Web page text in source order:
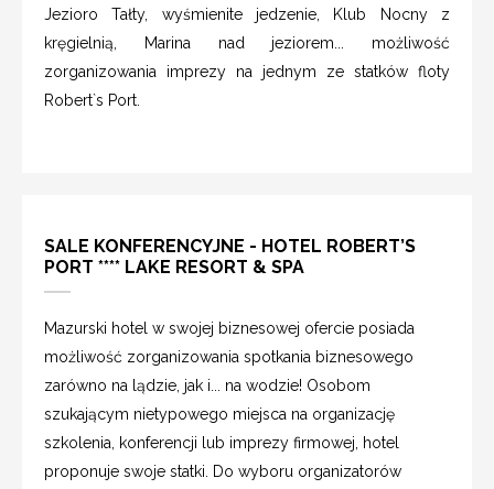
Jezioro Tałty, wyśmienite jedzenie, Klub Nocny z
kręgielnią, Marina nad jeziorem... możliwość
zorganizowania imprezy na jednym ze statków floty
Robert`s Port.
SALE KONFERENCYJNE - HOTEL ROBERT’S
PORT **** LAKE RESORT & SPA
Mazurski hotel w swojej biznesowej ofercie posiada
możliwość zorganizowania spotkania biznesowego
zarówno na lądzie, jak i... na wodzie! Osobom
szukającym nietypowego miejsca na organizację
szkolenia, konferencji lub imprezy firmowej, hotel
proponuje swoje statki. Do wyboru organizatorów